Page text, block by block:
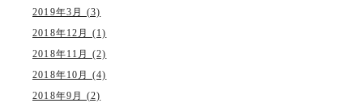
2019年3月 (3)
2018年12月 (1)
2018年11月 (2)
2018年10月 (4)
2018年9月 (2)